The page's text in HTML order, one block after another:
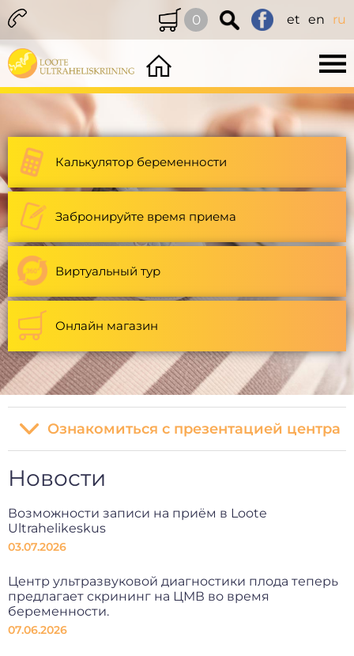
0 et en ru
Калькулятор беременности
Забронируйте время приема
Виртуальный тур
Онлайн магазин
Ознакомиться с презентацией центра
Новости
Возможности записи на приём в Loote
Ultrahelikeskus
03.07.2026
Центр ультразвуковой диагностики плода теперь
предлагает скрининг на ЦМВ во время
беременности.
07.06.2026